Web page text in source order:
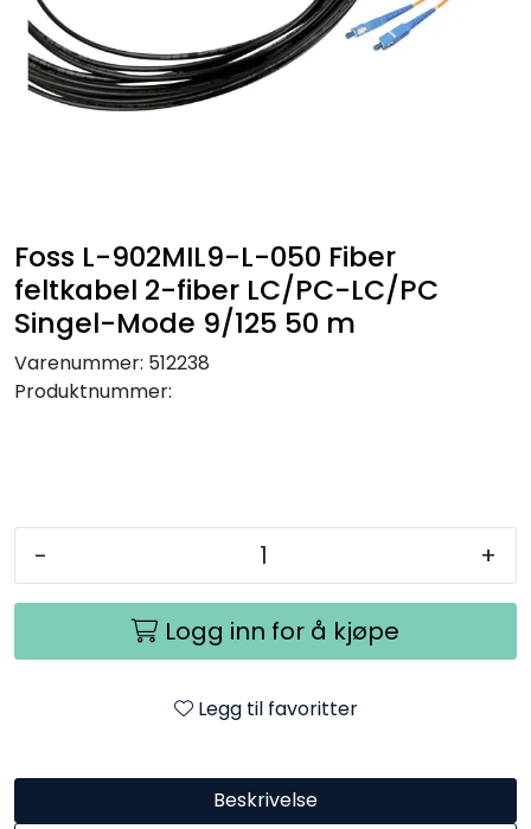
Foss L-902MIL9-L-050 Fiber
feltkabel 2-fiber LC/PC-LC/PC
Singel-Mode 9/125 50 m
Varenummer: 512238
Produktnummer:
- +
Logg inn for å kjøpe
Legg til favoritter
Beskrivelse